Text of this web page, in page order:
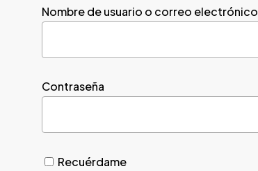
Nombre de usuario o correo electrónico
Contraseña
Recuérdame